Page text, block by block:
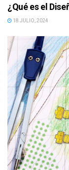
¿Qué es el
18 JULIO, 2024